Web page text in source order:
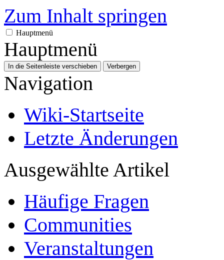
Zum Inhalt springen
Hauptmenü
Hauptmenü
In die Seitenleiste verschieben Verbergen
Navigation
Wiki-Startseite
Letzte Änderungen
Ausgewählte Artikel
Häufige Fragen
Communities
Veranstaltungen